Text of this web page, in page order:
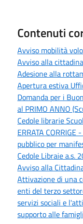
Contenuti
Avviso mobilità
Avviso alla
Adesione alla
Apertura estiva
Domanda per i
al PRIMO ANNO
Cedole librarie
ERRATA
pubblico per
Cedole Libraie a.s.
Avviso alla
Attivazione di una
enti del terzo
servizi sociali e
supporto alle